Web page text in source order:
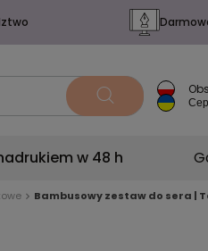
w 48 h
Bambusowy zestaw do sera |